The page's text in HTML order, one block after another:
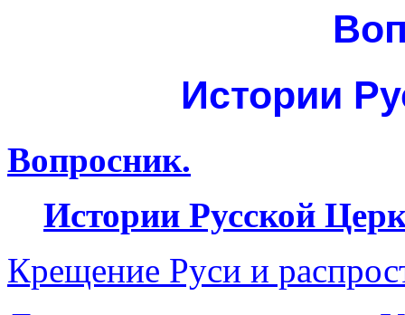
Истории
Вопросник.
Истории Русской
Крещение Руси и